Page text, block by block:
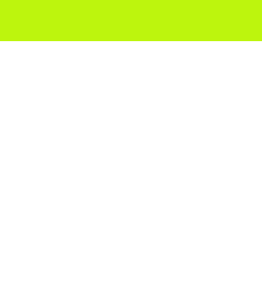
Ho vols compartir?